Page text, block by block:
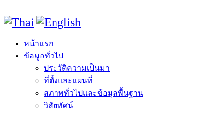
หน้าแรก
ข้อมูลทั่วไป
ประวัติความเป็นมา
ที่ตั้งและแผนที่
สภาพทั่วไปและข้อมูลพื้นฐาน
วิสัยทัศน์